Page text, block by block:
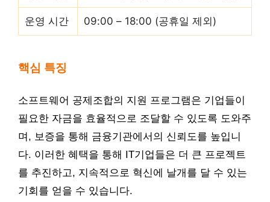
운영 시간 09:00 – 18:00 (공휴일 제외)
핵심 특징
소프트웨어 공제조합의 지원 프로그램은 기업들이
필요한 자금을 효율적으로 조달할 수 있도록 도와주
며, 보증을 통해 금융기관에서의 신뢰도를 높입니
다. 이러한 혜택을 통해 IT기업들은 더 큰 프로젝트
를 추진하고, 지속적으로 혁신에 날개를 달 수 있는
기회를 얻을 수 있습니다.